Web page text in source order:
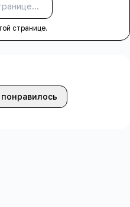
странице.